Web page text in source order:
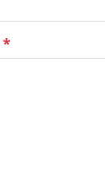
*